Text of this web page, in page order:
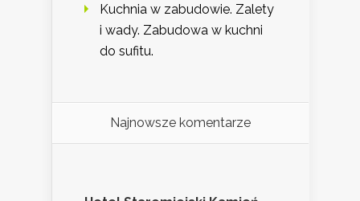
Kuchnia w zabudowie. Zalety
i wady. Zabudowa w kuchni
do sufitu.
Najnowsze komentarze